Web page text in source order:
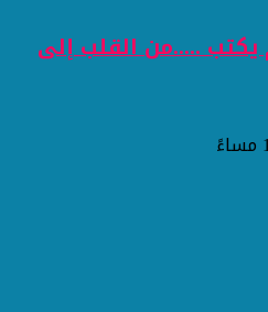
يكتب .....من القلب إلى